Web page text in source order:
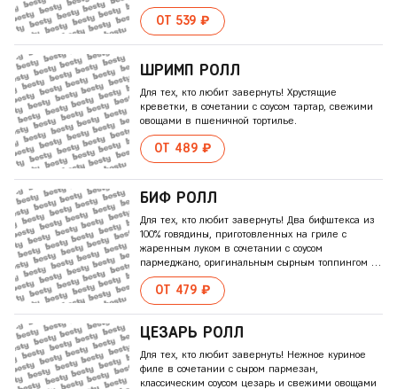
поджаренной булочке, заправленной
оригинальным соусом, кетчупом и горчицей.
ОТ 539 ₽
ШРИМП РОЛЛ
Для тех, кто любит завернуть! Хрустящие
креветки, в сочетании с соусом тартар, свежими
овощами в пшеничной тортилье.
ОТ 489 ₽
БИФ РОЛЛ
Для тех, кто любит завернуть! Два бифштекса из
100% говядины, приготовленных на гриле с
жаренным луком в сочетании с соусом
пармеджано, оригинальным сырным топпингом и
свежими овощами в пшеничной тортилье.
ОТ 479 ₽
ЦЕЗАРЬ РОЛЛ
Для тех, кто любит завернуть! Нежное куриное
филе в сочетании с сыром пармезан,
классическим соусом цезарь и свежими овощами